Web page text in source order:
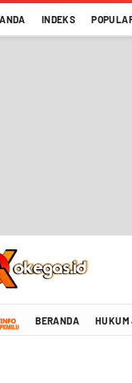
INDEKS
Indonesia | Energi
BERANDA HUKUM